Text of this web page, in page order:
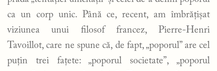
ca un corp unic. Până ce, recent, am îmbrățișat
viziunea unui filosof francez, Pierre-Henri
Tavoillot, care ne spune că, de fapt, „poporul” are cel
puțin trei fațete: „poporul societate”, „poporul